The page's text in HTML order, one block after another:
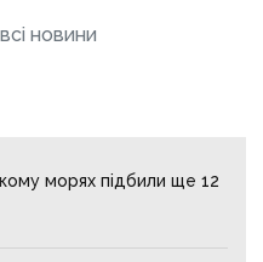
новини
морях підбили ще 12